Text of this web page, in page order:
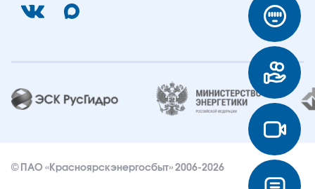
© ПАО «Красноярскэнергосбыт» 2006-2026